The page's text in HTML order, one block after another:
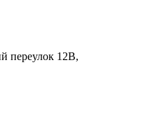
переулок 12В,